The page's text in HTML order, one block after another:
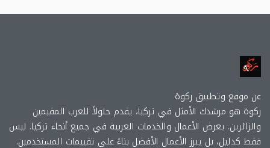
عن موقع وتطببق ركوة
ركوة هو مرشدك الأمثل في تركيا، يقدم حلولاً للعرب المقيمين
والزائرين. يعرض الأعمال والخدمات العربية في جميع أنحاء تركيا. ليس
فقط كدليل، بل يبرز الأعمال الأفضل بناءً على تقييمات المستخدمين.